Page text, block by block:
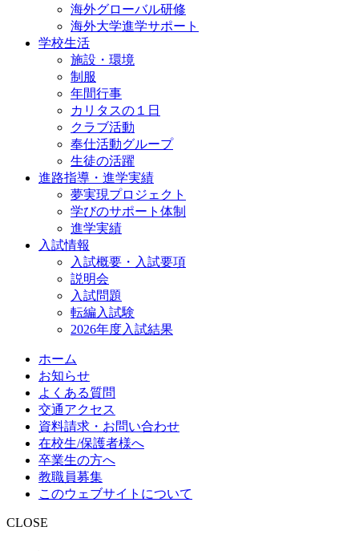
海外グローバル研修
海外大学進学サポート
学校生活
施設・環境
制服
年間行事
カリタスの１日
クラブ活動
奉仕活動グループ
生徒の活躍
進路指導・進学実績
夢実現プロジェクト
学びのサポート体制
進学実績
入試情報
入試概要・入試要項
説明会
入試問題
転編入試験
2026年度入試結果
ホーム
お知らせ
よくある質問
交通アクセス
資料請求・お問い合わせ
在校生/保護者様へ
卒業生の方へ
教職員募集
このウェブサイトについて
CLOSE